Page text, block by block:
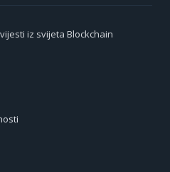
iz svijeta Blockchain